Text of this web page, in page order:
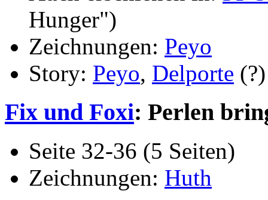
Hunger")
Zeichnungen: Peyo
Story: Peyo, Delporte (?)
Fix und Foxi: Perlen
Seite 32-36 (5 Seiten)
Zeichnungen: Huth